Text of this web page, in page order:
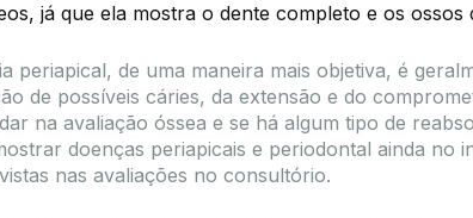
já que ela mostra o dente completo e os ossos
periapical, de uma maneira mais objetiva, é
de possíveis cáries, da extensão e do
na avaliação óssea e se há algum tipo de
doenças periapicais e periodontal ainda no
nas avaliações no consultório.